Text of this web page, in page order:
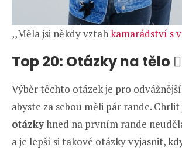
,,Měla jsi někdy vztahkamarádství s
Top 20: Otázky na tělo
Výběr těchto otázek je pro
abyste za sebou měli pár rande. Chrlit
otázkyhned na prvním rande
a je lepší si takové otázky vyjasnit,